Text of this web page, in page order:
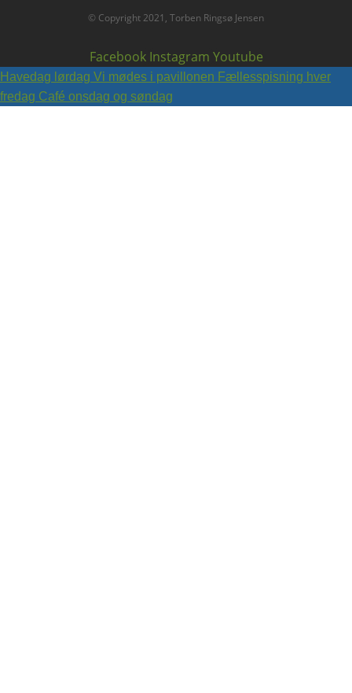
© Copyright 2021, Torben Ringsø Jensen
Facebook Instagram Youtube
Havedag lørdag Vi mødes i pavillonen Fællesspisning hver
fredag Café onsdag og søndag